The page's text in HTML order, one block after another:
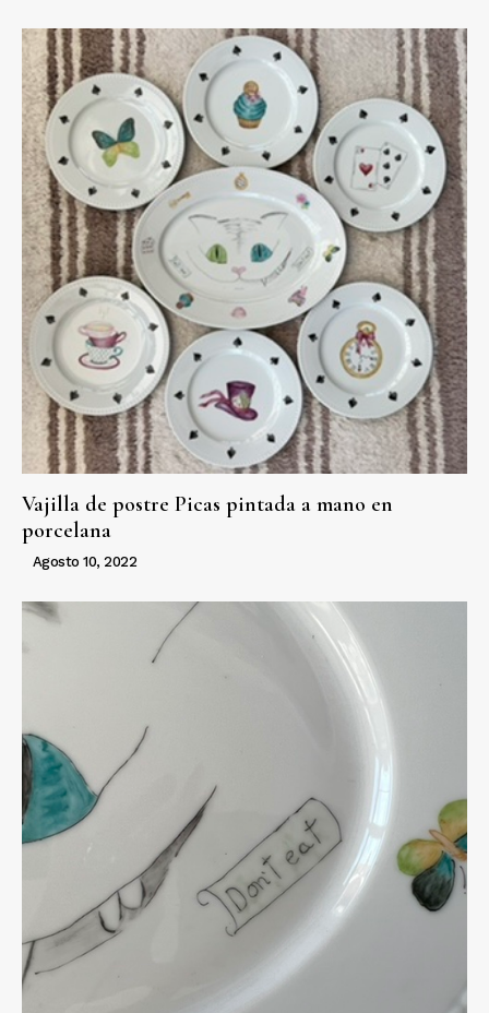
Vajilla de postre Picas pintada a mano en
porcelana
Agosto 10, 2022